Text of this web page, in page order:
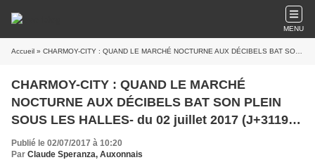
MENU
Accueil » CHARMOY-CITY : QUAND LE MARCHÉ NOCTURNE AUX DÉCIBELS BAT SON PLEIN SOUS LES HALLES- du 02 juillet 2017 (J+3119 après le vote négatif fondateur)
CHARMOY-CITY : QUAND LE MARCHÉ
NOCTURNE AUX DÉCIBELS BAT SON PLEIN
SOUS LES HALLES- du 02 juillet 2017 (J+3119
après le vote négatif fondateur)
Publié le 02/07/2017 à 10:20
Par Claude Speranza, Auxonnais